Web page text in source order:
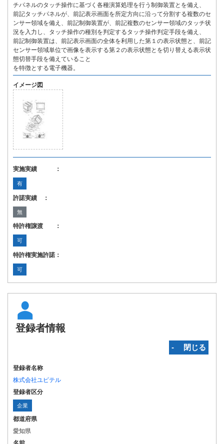
チパネルのタッチ操作に基づく各種演算処理を行う制御装置とを備え、
前記タッチパネルが、前記表示画面を所定方向に沿って分割する複数のセ
ンサー領域を備え、前記制御装置が、前記複数のセンサー領域のタッチ状
況を入力し、タッチ操作の種別を判定するタッチ操作判定手段を備え、
前記制御装置は、前記表示画面の全体を利用した第１の表示状態と、前記
センサー領域単位で画像を表示する第２の表示状態とを切り替える表示状
態切替手段を備えていること
を特徴とする電子機器。
イメージ図
実施実績 ：
有
許諾実績 ：
無
特許権譲渡 ：
可
特許権実施許諾：
可
登録者情報
‐ 閉じる
登録者名称
株式会社ユピテル
登録者区分
企業
都道府県
愛知県